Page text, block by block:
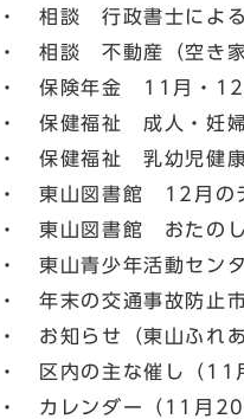
・ 相談 行政書士によ
・ 相談 不動産（空き家
・ 保険年金 11月・12
・ 保健福祉 成人・妊婦
・ 保健福祉 乳幼児健
・ 東山図書館 12月の
・ 東山図書館 おたの
・ 東山青少年活動セン
・ 年末の交通事故防止
・ お知らせ（東山ふれ
・ 区内の主な催し（11
・ カレンダー（11月